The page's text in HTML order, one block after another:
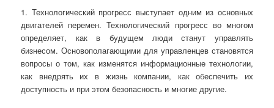
1. Технологический прогресс выступает одним из основных
двигателей перемен. Технологический прогресс во многом
определяет, как в будущем люди станут управлять
бизнесом. Основополагающими для управленцев становятся
вопросы о том, как изменятся информационные технологии,
как внедрять их в жизнь компании, как обеспечить их
доступность и при этом безопасность и многие другие.